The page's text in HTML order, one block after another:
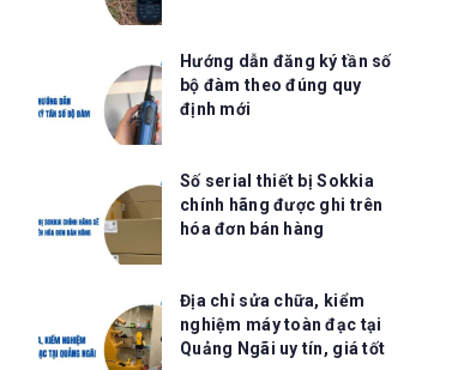
Hướng dẫn đăng ký tần số
bộ đàm theo đúng quy
định mới
Số serial thiết bị Sokkia
chính hãng được ghi trên
hóa đơn bán hàng
Địa chỉ sửa chữa, kiểm
nghiệm máy toàn đạc tại
Quảng Ngãi uy tín, giá tốt